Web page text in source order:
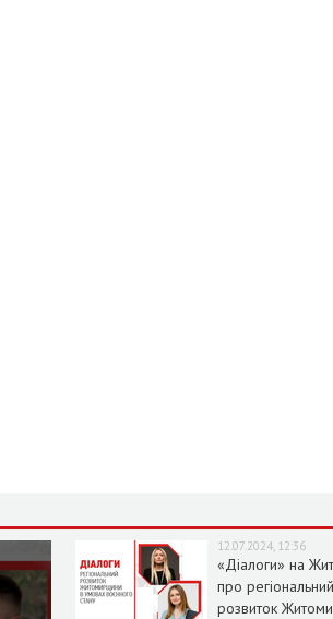
12.07.2024, 12:36
«Діалоги» на
про регіональний
розвиток